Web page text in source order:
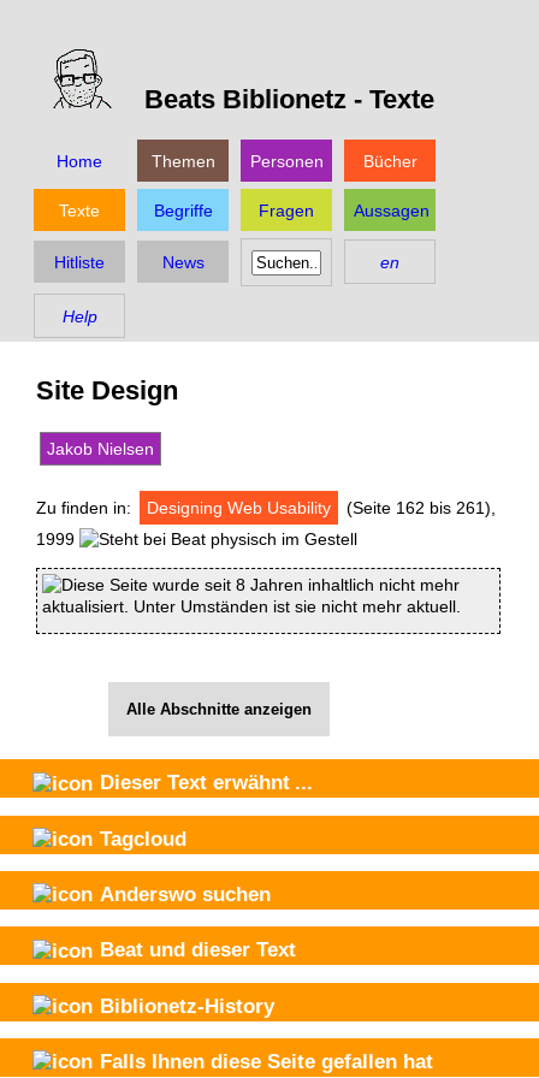
Beats Biblionetz - Texte
Home Themen Personen Bücher
Texte Begriffe Fragen Aussagen
Hitliste News en
Help
Site Design
Jakob Nielsen
Zu finden in: Designing Web Usability
(Seite 162 bis 261),
1999
Diese Seite wurde seit 8 Jahren inhaltlich nicht mehr
aktualisiert. Unter Umständen ist sie nicht mehr aktuell.
Alle Abschnitte anzeigen
Dieser Text erwähnt ...
Tagcloud
Anderswo suchen
Beat und dieser Text
Biblionetz-History
Falls Ihnen diese Seite gefallen hat